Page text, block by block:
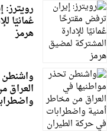
عُمانيًا
هرمز
واشنطن
العراق